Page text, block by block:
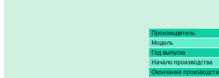
Производитель
Модель
Год выпуска
Начало производства
Окончание